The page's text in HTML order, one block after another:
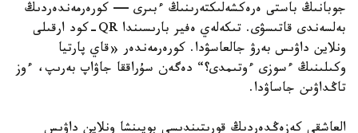
جوبانىڭ باستى ەرەكشەلىكتەرىنىڭ ءبىرى — كورەرمەندەردىڭ
بەلسەندى قاتىسۋى. تىكەلەي ەفير بارىسىندا QR-كود ارقىلى
ونلاين داۋىس بەرۋ جالعاسۋدا. كورەرمەندەر «قاي پارتيا
وكىلىنىڭ ءسوزى ءوتىمدى؟“ دەگەن سۇراققا جاۋاپ بەرىپ، ءوز
تاڭداۋىن جاساۋدا.